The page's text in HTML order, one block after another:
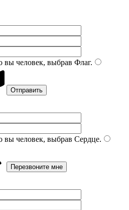
вы человек, выбрав Флаг.
вы человек, выбрав Сердце.